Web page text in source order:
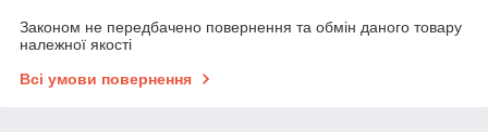
Законом не передбачено повернення та обмін даного товару
належної якості
Всі умови повернення